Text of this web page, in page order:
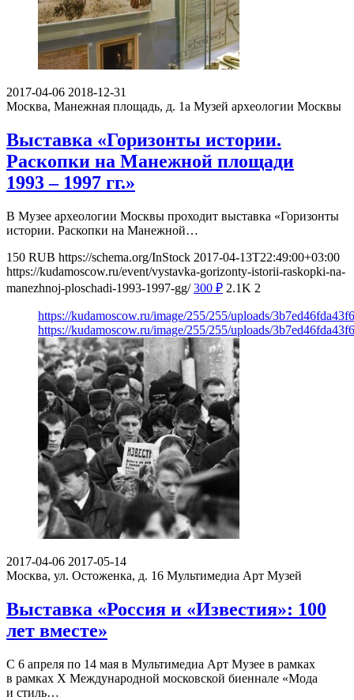
2017-04-06 2018-12-31
Москва, Манежная площадь, д. 1а Музей археологии Москвы
Выставка «Горизонты истории.
Раскопки на Манежной площади
1993 – 1997 гг.»
В Музее археологии Москвы проходит выставка «Горизонты
истории. Раскопки на Манежной…
150 RUB https://schema.org/InStock 2017-04-13T22:49:00+03:00
https://kudamoscow.ru/event/vystavka-gorizonty-istorii-raskopki-na-
manezhnoj-ploschadi-1993-1997-gg/ 300 ₽ 2.1K 2
https://kudamoscow.ru/image/255/255/uploads/
https://kudamoscow.ru/image/255/255/uploads/
2017-04-06 2017-05-14
Москва, ул. Остоженка, д. 16 Мультимедиа Арт Музей
Выставка «Россия и «Известия»: 100
лет вместе»
С 6 апреля по 14 мая в Мультимедиа Арт Музее в рамках
в рамках Х Международной московской биеннале «Мода
и стиль…